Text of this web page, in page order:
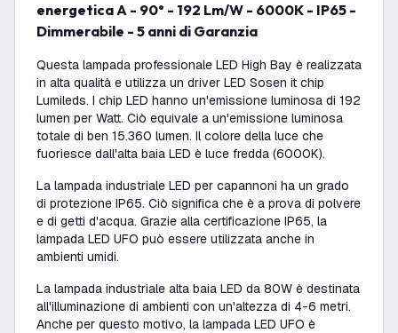
energetica A - 90° - 192 Lm/W - 6000K - IP65 -
Dimmerabile - 5 anni di Garanzia
Questa lampada professionale LED High Bay è realizzata
in alta qualità e utilizza un driver LED Sosen it chip
Lumileds. I chip LED hanno un'emissione luminosa di 192
lumen per Watt. Ciò equivale a un'emissione luminosa
totale di ben 15.360 lumen. Il colore della luce che
fuoriesce dall'alta baia LED è luce fredda (6000K).
La lampada industriale LED per capannoni ha un grado
di protezione IP65. Ciò significa che è a prova di polvere
e di getti d'acqua. Grazie alla certificazione IP65, la
lampada LED UFO può essere utilizzata anche in
ambienti umidi.
La lampada industriale alta baia LED da 80W è destinata
all'illuminazione di ambienti con un'altezza di 4-6 metri.
Anche per questo motivo, la lampada LED UFO è